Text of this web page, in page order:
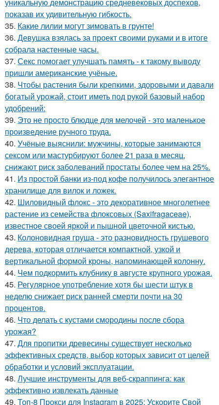
показав их удивительную гибкость.
35. Какие лилии могут зимовать в грунте!
36. Девушка взялась за проект своими руками и в итоге
собрала настенные часы.
37. Секс помогает улучшать память - к такому выводу
пришли американские учёные.
38. Чтобы растения были крепкими, здоровыми и давали
богатый урожай, стоит иметь под рукой базовый набор
удобрений:
39. Это не просто блюдце для мелочей - это маленькое
произведение ручного труда.
40. Учёные выяснили: мужчины, которые занимаются
сексом или мастурбируют более 21 раза в месяц,
снижают риск заболеваний простаты более чем на 25%.
41. Из простой банки из-под кофе получилось элегантное
хранилище для вилок и ложек.
42. Шиловидный флокс - это декоративное многолетнее
растение из семейства флоксовых (Saxifragaceae),
известное своей яркой и пышной цветочной кистью.
43. Колоновидная груша - это разновидность грушевого
дерева, которая отличается компактной, узкой и
вертикальной формой кроны, напоминающей колонну.
44. Чем подкормить клубнику в августе крупного урожая.
45. Регулярное употребление хотя бы шести штук в
неделю снижает риск ранней смерти почти на 30
процентов.
46. Что делать с кустами смородины после сбора
урожая?
47. Для пропитки древесины существует несколько
эффективных средств, выбор которых зависит от целей
обработки и условий эксплуатации.
48. Лучшие инструменты для веб-скраппинга: как
эффективно извлекать данные
49. Топ-8 Прокси для Instagram в 2025: Ускорите Свой